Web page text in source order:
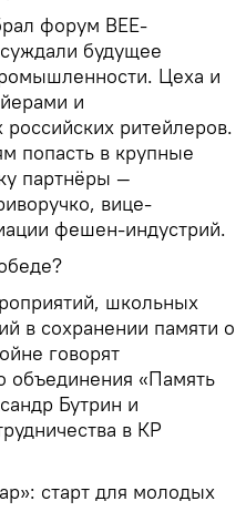
форум BEE-
будущее
Цеха и
и
ритейлеров.
попасть в крупные
партнёры —
вице-
фешен-индустрий.
школьных
в сохранении памяти о
говорят
объединения «Память
Бутрин и
в КР
старт для молодых